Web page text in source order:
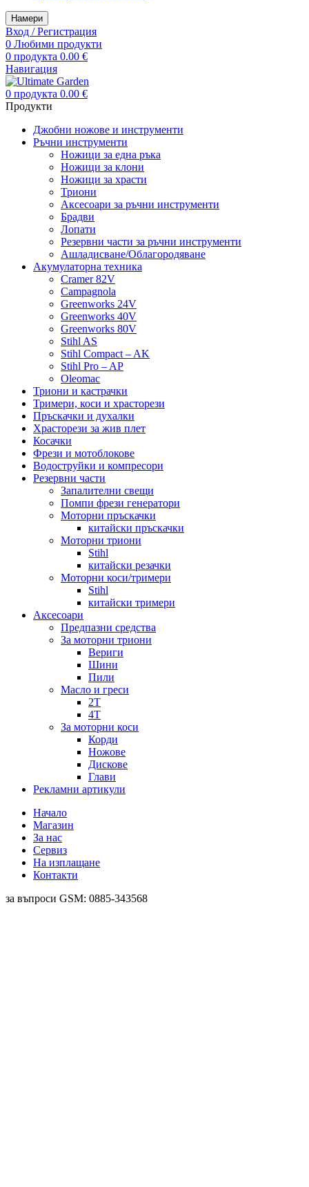
Намери
Вход / Регистрация
0 Любими продукти
0 продукта 0.00 €
Навигация
0 продукта 0.00 €
Продукти
Джобни ножове и инструменти
Ръчни инструменти
Ножици за една ръка
Ножици за клони
Ножици за храсти
Триони
Аксесоари за ръчни инструменти
Брадви
Лопати
Резервни части за ръчни инструменти
Ашладисване/Облагородяване
Акумулаторна техника
Cramer 82V
Campagnola
Greenworks 24V
Greenworks 40V
Greenworks 80V
Stihl AS
Stihl Compact – AK
Stihl Pro – AP
Oleomac
Триони и кастрачки
Тримери, коси и храсторези
Пръскачки и духалки
Храсторези за жив плет
Косачки
Фрези и мотоблокове
Водоструйки и компресори
Резервни части
Запалителни свещи
Помпи фрези генератори
Моторни пръскачки
китайски пръскачки
Моторни триони
Stihl
китайски резачки
Моторни коси/тримери
Stihl
китайски тримери
Аксесоари
Предпазни средства
За моторни триони
Вериги
Шини
Пили
Масло и греси
2Т
4Т
За моторни коси
Корди
Ножове
Дискове
Глави
Рекламни артикули
Начало
Магазин
За нас
Сервиз
На изплащане
Контакти
за въпроси GSM: 0885-343568